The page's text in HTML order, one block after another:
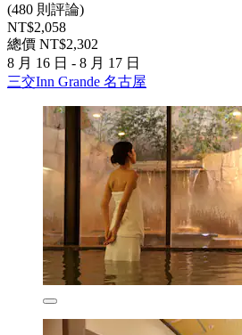
(480 則評論)
NT$2,058
總價 NT$2,302
8 月 16 日 - 8 月 17 日
三交Inn Grande 名古屋